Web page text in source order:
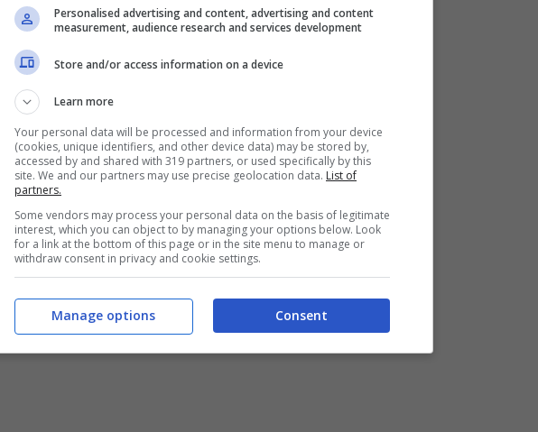
ed alla coscia sinistra, con una prognosi di 10
inviata in via Torino non ha trovato tracce di
precedente penale per resistenza a
Personalised advertising and content, advertising and content
measurement, audience research and services development
Store and/or access information on a device
Learn more
Your personal data will be processed and information from your device
(cookies, unique identifiers, and other device data) may be stored by,
accessed by and shared with 319 partners, or used specifically by this
site. We and our partners may use precise geolocation data. List of
partners.
Some vendors may process your personal data on the basis of legitimate
interest, which you can object to by managing your options below. Look
for a link at the bottom of this page or in the site menu to manage or
withdraw consent in privacy and cookie settings.
Consent
Manage options